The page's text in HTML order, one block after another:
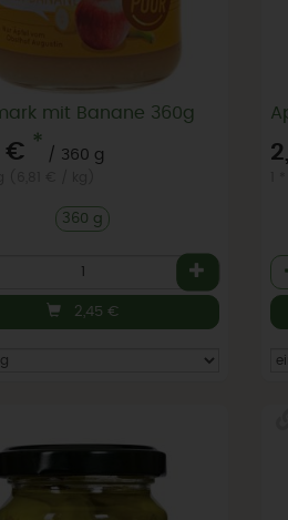
mit Banane 360g
€ *
/ 360 g
360 g
2,45 €